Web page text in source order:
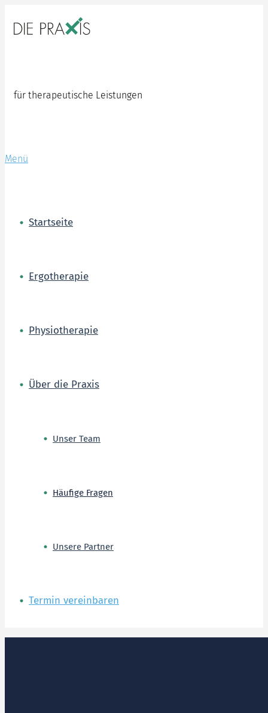
Inhalt
springen
für therapeutische Leistungen
Menü
Startseite
Ergotherapie
Physiotherapie
Über die Praxis
Unser Team
Häufige Fragen
Unsere Partner
Termin vereinbaren